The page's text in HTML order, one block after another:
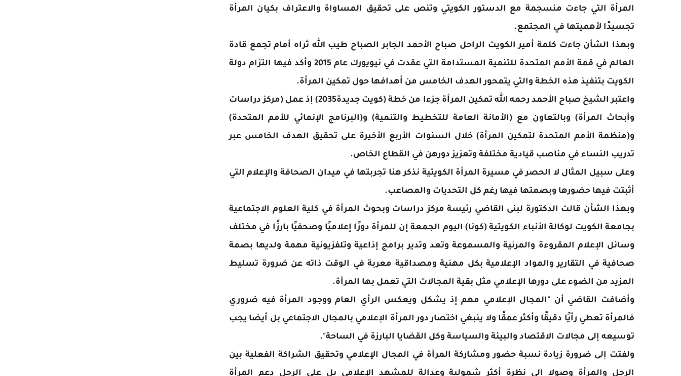
المرأة التي جاءت منسجمة مع الدستور الكويتي وتنص على تحقيق المساواة والاعتراف بكيان المرأة
تجسيدًا لأهميتها في المجتمع.
وبهذا الشأن جاءت كلمة أمير الكويت الراحل صباح الأحمد الجابر الصباح طيب الله ثراه أمام تجمع قادة
العالم في قمة الأمم المتحدة للتنمية المستدامة التي عقدت في نيويورك عام 2015 وأكد فيها التزام دولة
الكويت بتنفيذ هذه الخطة والتي يتمحور الهدف الخامس من أهدافها حول تمكين المرأة.
واعتبر الشيخ صباح الأحمد رحمه الله تمكين المرأة جزءا من خطة (كويت جديدة2035) إذ عمل (مركز دراسات
وأبحاث المرأة) وبالتعاون مع (الأمانة العامة للتخطيط والتنمية) و(البرنامج الإنمائي للأمم المتحدة)
و(منظمة الأمم المتحدة لتمكين المرأة) خلال السنوات الأربع الأخيرة على تحقيق الهدف الخامس عبر
تدريب النساء في مناصب قيادية مختلفة وتعزيز دورهن في القطاع الخاص.
وعلى سبيل المثال لا الحصر في مسيرة المرأة الكويتية نذكر هنا تجربتها في ميدان الصحافة والإعلام التي
أثبتت فيها حضورها وبصمتها فيها رغم كل التحديات والمصاعب.
وبهذا الشأن قالت الدكتورة لبنى القاضي ‏رئيسة مركز دراسات وبحوث المرأة في كلية العلوم الاجتماعية
بجامعة الكويت لوكالة الأنباء الكويتية (كونا) اليوم الجمعة إن للمرأة دورًا إعلاميًا وصحفيًا بارزًا في مختلف
وسائل الإعلام المقروءة والمرئية والمسموعة وتعد وتدير برامج إذاعية وتلفزيونية مهمة ولديها بصمة
صحافية في التقارير والمواد الإعلامية بكل مهنية ومصداقية معربة في الوقت ذاته عن ضرورة تسليط
المزيد من الضوء على دورها الإعلامي مثل بقية المجالات التي تعمل بها المرأة.
وأضافت القاضي أن "المجال الإعلامي مهم إذ يشكل ويعكس الرأي العام ووجود المرأة فيه ضروري
فالمرأة تعطي رأيًا دقيقًا وأكثر عمقًا ولا ينبغي اختصار دور المرأة الإعلامي بالمجال الاجتماعي بل أيضا يجب
توسيعه إلى مجالات الاقتصاد والبيئة والسياسة وكل القضايا البارزة في الساحة".
ولفتت إلى ضرورة زيادة نسبة حضور ومشاركة المرأة في المجال الإعلامي وتحقيق الشراكة الفعلية بين
الرجل والمرأة وصولا إلى نظرة أكثر شمولية وعدالة للمشهد الإعلامي بل على الرجل دعم المرأة